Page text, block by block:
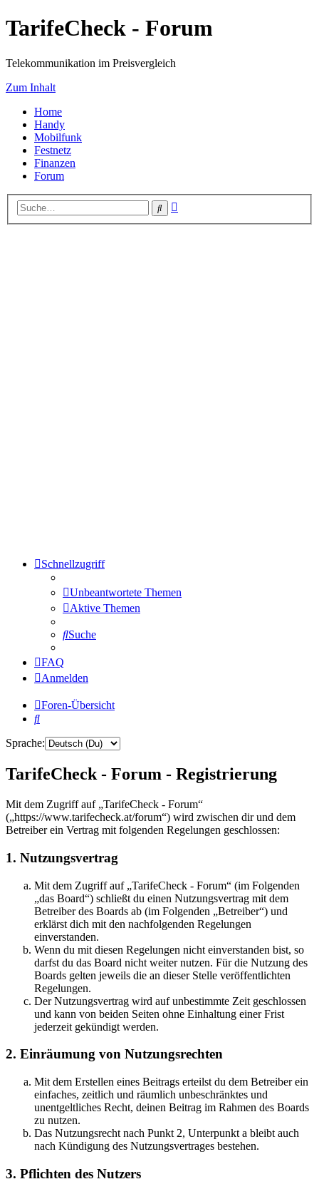
TarifeCheck - Forum
Telekommunikation im Preisvergleich
Zum Inhalt
Home
Handy
Mobilfunk
Festnetz
Finanzen
Forum
Suche
Schnellzugriff
Unbeantwortete Themen
Aktive Themen
Suche
FAQ
Anmelden
Foren-Übersicht
Suche
Sprache:
TarifeCheck - Forum - Registrierung
Mit dem Zugriff auf „TarifeCheck - Forum“
(„https://www.tarifecheck.at/forum“) wird zwischen dir und dem
Betreiber ein Vertrag mit folgenden Regelungen geschlossen:
1. Nutzungsvertrag
Mit dem Zugriff auf „TarifeCheck - Forum“ (im Folgenden
„das Board“) schließt du einen Nutzungsvertrag mit dem
Betreiber des Boards ab (im Folgenden „Betreiber“) und
erklärst dich mit den nachfolgenden Regelungen
einverstanden.
Wenn du mit diesen Regelungen nicht einverstanden bist, so
darfst du das Board nicht weiter nutzen. Für die Nutzung des
Boards gelten jeweils die an dieser Stelle veröffentlichten
Regelungen.
Der Nutzungsvertrag wird auf unbestimmte Zeit geschlossen
und kann von beiden Seiten ohne Einhaltung einer Frist
jederzeit gekündigt werden.
2. Einräumung von Nutzungsrechten
Mit dem Erstellen eines Beitrags erteilst du dem Betreiber ein
einfaches, zeitlich und räumlich unbeschränktes und
unentgeltliches Recht, deinen Beitrag im Rahmen des Boards
zu nutzen.
Das Nutzungsrecht nach Punkt 2, Unterpunkt a bleibt auch
nach Kündigung des Nutzungsvertrages bestehen.
3. Pflichten des Nutzers